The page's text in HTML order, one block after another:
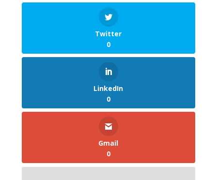
Twitter
0
LinkedIn
0
Gmail
0